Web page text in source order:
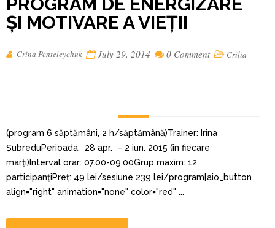
ȘI MOTIVARE A VIEȚII
Crina Penteleychuk July 29, 2014 0 Comment Crilia
(program 6 săptămâni, 2 h/săptămână)Trainer: Irina
ȘubreduPerioada: 28 apr. – 2 iun. 2015 (în fiecare
marți)Interval orar: 07.00-09.00Grup maxim: 12
participanțiPreț: 49 lei/sesiune 239 lei/program[aio_button
align="right" animation="none" color="red" ...